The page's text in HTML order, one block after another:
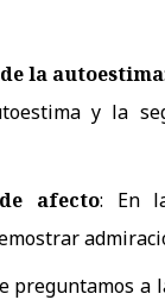
la autoestima:
y la
afecto: En
preguntamos a